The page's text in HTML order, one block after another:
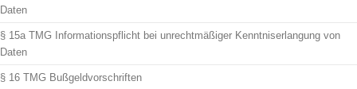
Daten
§ 15a TMG Informationspflicht bei unrechtmäßiger Kenntniserlangung von
Daten
§ 16 TMG Bußgeldvorschriften